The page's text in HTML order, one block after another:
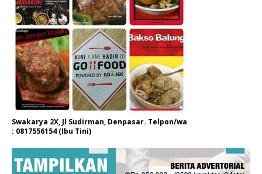
Swakarya 2X, Jl Sudirman, Denpasar. Telpon/wa
: 0817556154 (Ibu Tini)